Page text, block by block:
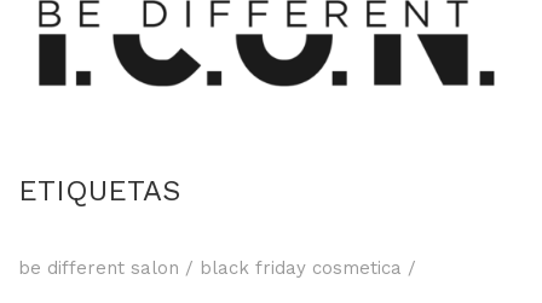
ETIQUETAS
be different salon black friday cosmetica